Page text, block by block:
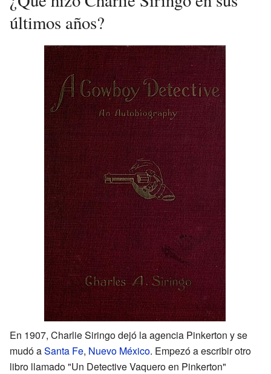
últimos años?
En 1907, Charlie Siringo dejó la agencia Pinkerton y se
mudó aSanta Fe, Nuevo México. Empezó a escribir otro
libro llamado "Un Detective Vaquero en Pinkerton"